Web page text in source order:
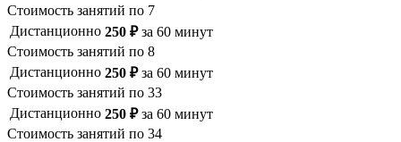
Стоимость занятий по 7
Дистанционно 250 ₽ за 60 минут
Стоимость занятий по 8
Дистанционно 250 ₽ за 60 минут
Стоимость занятий по 33
Дистанционно 250 ₽ за 60 минут
Стоимость занятий по 34